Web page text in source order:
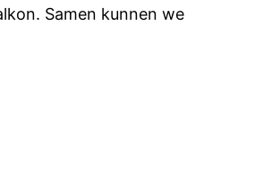
Samen kunnen we